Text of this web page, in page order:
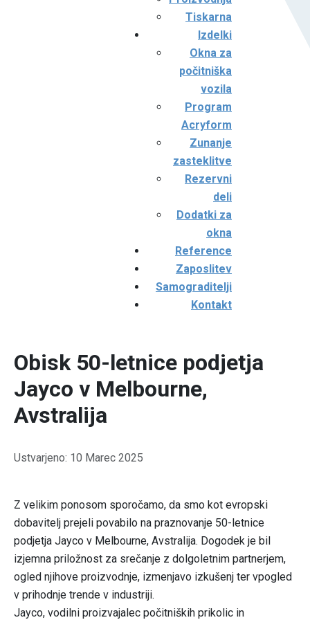
Tiskarna
Izdelki
Okna za
počitniška
vozila
Program
Acryform
Zunanje
zasteklitve
Rezervni
deli
Dodatki za
okna
Reference
Zaposlitev
Samograditelji
Kontakt
Obisk 50-letnice podjetja
Jayco v Melbourne,
Avstralija
Podrobnosti
Ustvarjeno: 10 Marec 2025
Z velikim ponosom sporočamo, da smo kot evropski
dobavitelj prejeli povabilo na praznovanje 50-letnice
podjetja Jayco v Melbourne, Avstralija. Dogodek je bil
izjemna priložnost za srečanje z dolgoletnim partnerjem,
ogled njihove proizvodnje, izmenjavo izkušenj ter vpogled
v prihodnje trende v industriji.
Jayco, vodilni proizvajalec počitniških prikolic in